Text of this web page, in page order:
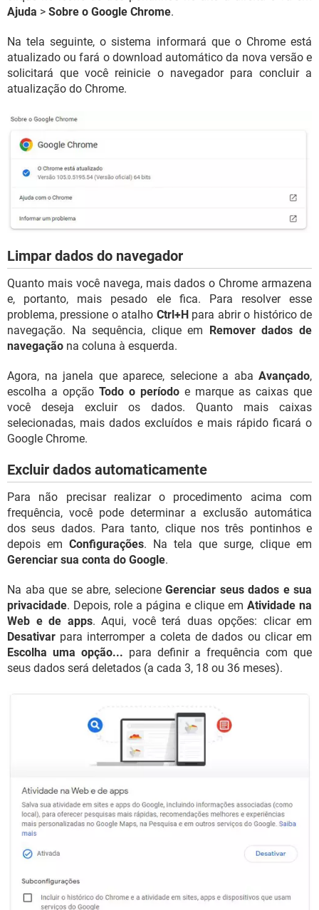
Ajuda > Sobre o Google Chrome.
Na tela seguinte, o sistema informará que o Chrome está
atualizado ou fará o download automático da nova versão e
solicitará que você reinicie o navegador para concluir a
atualização do Chrome.
Limpar dados do navegador
Quanto mais você navega, mais dados o Chrome armazena
e, portanto, mais pesado ele fica. Para resolver esse
problema, pressione o atalho Ctrl+H para abrir o histórico de
navegação. Na sequência, clique em
Remover dados de
navegação na coluna à esquerda.
Agora, na janela que aparece, selecione a aba Avançado,
escolha a opção Todo o período e marque as caixas que
você deseja excluir os dados. Quanto mais caixas
selecionadas, mais dados excluídos e mais rápido ficará o
Google Chrome.
Excluir dados automaticamente
Para não precisar realizar o procedimento acima com
frequência, você pode determinar a exclusão automática
dos seus dados. Para tanto, clique nos três pontinhos e
depois em Configurações. Na tela que surge, clique em
Gerenciar sua conta do Google.
Na aba que se abre, selecione Gerenciar seus dados e sua
privacidade. Depois, role a página e clique em Atividade na
Web e de apps. Aqui, você terá duas opções: clicar em
Desativar para interromper a coleta de dados ou clicar em
Escolha uma opção... para definir a frequência com que
seus dados será deletados (a cada 3, 18 ou 36 meses).